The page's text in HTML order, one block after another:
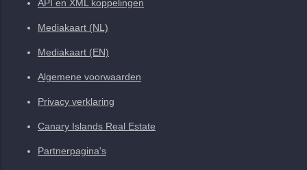
API en XML koppelingen
Mediakaart (NL)
Mediakaart (EN)
Algemene voorwaarden
Privacy verklaring
Canary Islands Real Estate
Partnerpagina's